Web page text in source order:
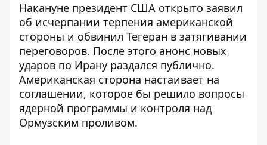
Накануне президент США открыто заявил
об исчерпании терпения американской
стороны и обвинил Тегеран в затягивании
переговоров. После этого анонс новых
ударов по Ирану раздался публично.
Американская сторона настаивает на
соглашении, которое бы решило вопросы
ядерной программы и контроля над
Ормузским проливом.